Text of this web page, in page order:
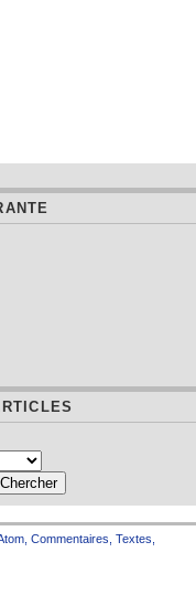
Commentaires Textes